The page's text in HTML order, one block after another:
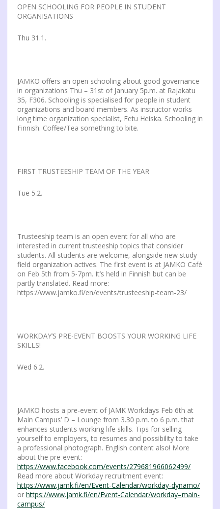
OPEN SCHOOLING FOR PEOPLE IN STUDENT
ORGANISATIONS
Thu 31.1.
JAMKO offers an open schooling about good governance
in organizations Thu – 31st of January 5p.m. at Rajakatu
35, F306. Schooling is specialised for people in student
organizations and board members. As instructor works
long time organization specialist, Eetu Heiska. Schooling in
Finnish. Coffee/Tea something to bite.
FIRST TRUSTEESHIP TEAM OF THE YEAR
Tue 5.2.
Trusteeship team is an open event for all who are
interested in current trusteeship topics that consider
students. All students are welcome, alongside new study
field organization actives. The first event is at JAMKO Café
on Feb 5th from 5-7pm. It’s held in Finnish but can be
partly translated. Read more:
https://www.jamko.fi/en/events/trusteeship-team-23/
WORKDAY’S PRE-EVENT BOOSTS YOUR WORKING LIFE
SKILLS!
Wed 6.2.
JAMKO hosts a pre-event of JAMK Workdays Feb 6th at
Main Campus’ D – Lounge from 3.30 p.m. to 6 p.m. that
enhances students working life skills. Tips for selling
yourself to employers, to resumes and possibility to take
a professional photograph. English content also! More
about the pre-event:
https://www.facebook.com/events/279681966062499/
Read more about Workday recruitment event:
https://www.jamk.fi/en/Event-Calendar/workday-dynamo/
or https://www.jamk.fi/en/Event-Calendar/workday–main-
campus/